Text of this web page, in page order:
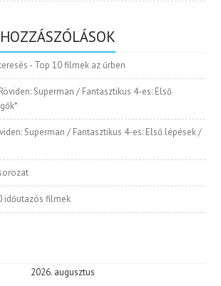
- Top 10 filmek az űrben
Röviden: Superman / Fantasztikus 4-es: Első
Superman / Fantasztikus 4-es: Első lépések /
időutazós filmek
2026. augusztus